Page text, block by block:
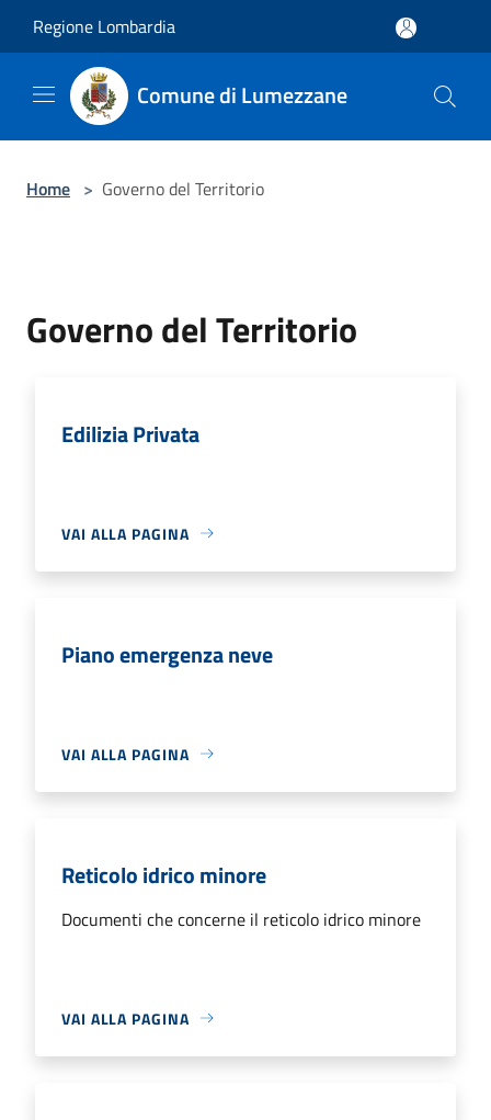
Regione Lombardia
Comune di Lumezzane
Home > Governo del Territorio
Governo del Territorio
Edilizia Privata
VAI ALLA PAGINA
Piano emergenza neve
VAI ALLA PAGINA
Reticolo idrico minore
Documenti che concerne il reticolo idrico minore
VAI ALLA PAGINA